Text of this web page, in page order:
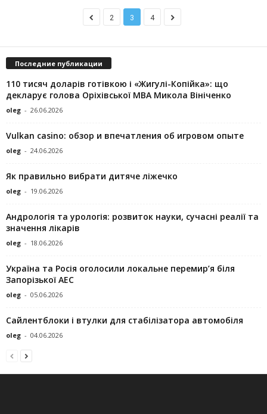
2 3 4
Последние публикации
110 тисяч доларів готівкою і «Жигулі-Копійка»: що
декларує голова Оріхівської МВА Микола Вініченко
oleg - 26.06.2026
Vulkan casino: обзор и впечатления об игровом опыте
oleg - 24.06.2026
Як правильно вибрати дитяче ліжечко
oleg - 19.06.2026
Андрологія та урологія: розвиток науки, сучасні реалії та
значення лікарів
oleg - 18.06.2026
Україна та Росія оголосили локальне перемир’я біля
Запорізької АЕС
oleg - 05.06.2026
Сайлентблоки і втулки для стабілізатора автомобіля
oleg - 04.06.2026